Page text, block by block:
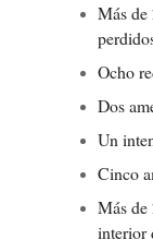
Más de
Ocho
Dos
Un
Cinco
Más de
interior